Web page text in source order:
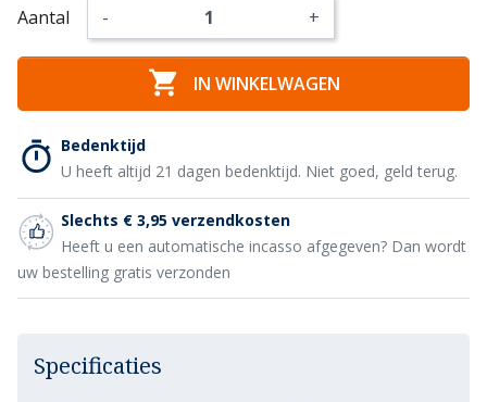
Aantal - +
 IN WINKELWAGEN
Bedenktijd
U heeft altijd 21 dagen bedenktijd. Niet goed, geld terug.
Slechts € 3,95 verzendkosten
Heeft u een automatische incasso afgegeven? Dan wordt
uw bestelling gratis verzonden
Specificaties